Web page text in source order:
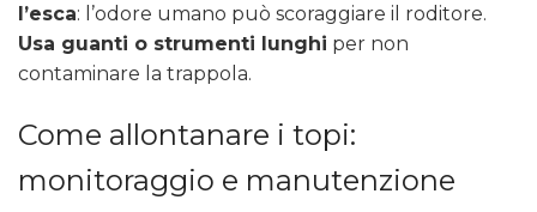
l’esca: l’odore umano può scoraggiare il roditore.
Usa guanti o strumenti lunghi per non
contaminare la trappola.
Come allontanare i topi:
monitoraggio e manutenzione